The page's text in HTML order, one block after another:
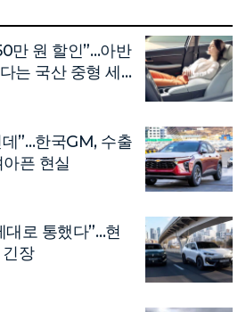
만 원 할인”…아반
는 국산 중형 세
”…한국GM, 수출
픈 현실
대로 통했다”…현
긴장